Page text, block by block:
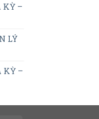
KỲ –
LÝ
KỲ –